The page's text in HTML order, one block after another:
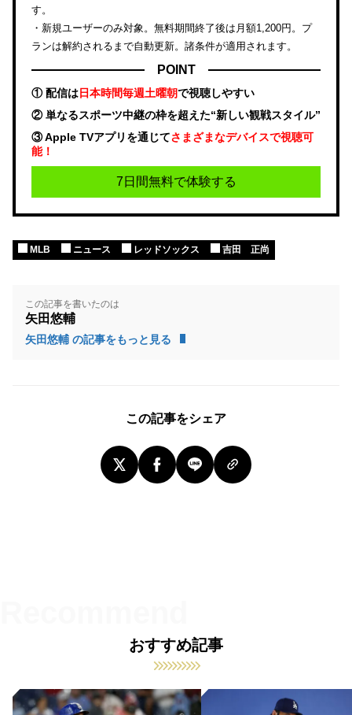
す。
・新規ユーザーのみ対象。無料期間終了後は月額1,200円。プ
ランは解約されるまで自動更新。諸条件が適用されます。
POINT
① 配信は日本時間毎週土曜朝で視聴しやすい
② 単なるスポーツ中継の枠を超えた“新しい観戦スタイル”
③ Apple TVアプリを通じてさまざまなデバイスで視聴可
能！
7日間無料で体験する
MLB ニュース レッドソックス 吉田 正尚
この記事を書いたのは
矢田悠輔
矢田悠輔 の記事をもっと見る
この記事をシェア
おすすめ記事